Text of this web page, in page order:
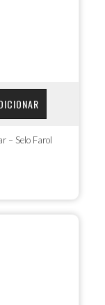
– Selo Farol